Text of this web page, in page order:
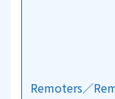
Remoters／